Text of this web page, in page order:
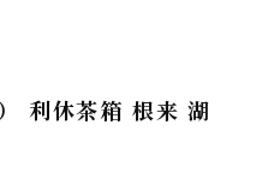
利休茶箱 根来 湖